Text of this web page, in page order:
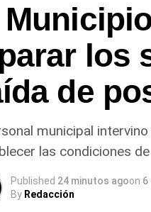
los
de
municipal
las condiciones
Published 24 minutos agoon 6
By Redacción